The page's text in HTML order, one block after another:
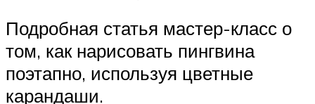
Подробная статья мастер-класс о
том, как нарисовать пингвина
поэтапно, используя цветные
карандаши.